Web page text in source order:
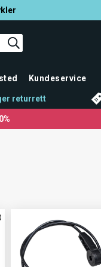
Kundeservice
returrett